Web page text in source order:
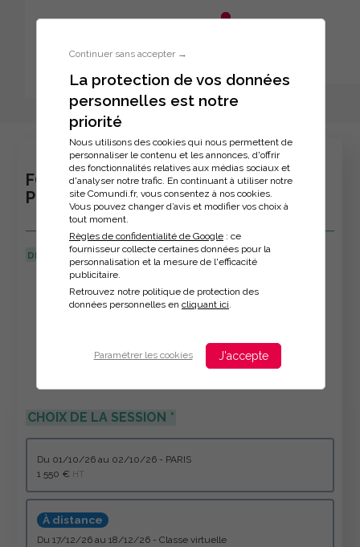
Continuer sans accepter →
La protection de vos données
personnelles est notre
priorité
Nous utilisons des cookies qui nous permettent de
personnaliser le contenu et les annonces, d'offrir
des fonctionnalités relatives aux médias sociaux et
d'analyser notre trafic. En continuant à utiliser notre
site Comundi.fr, vous consentez à nos cookies.
Vous pouvez changer d’avis et modifier vos choix à
tout moment.
Règles de confidentialité de Google : ce
fournisseur collecte certaines données pour la
personnalisation et la mesure de l'efficacité
publicitaire.
Retrouvez notre politique de protection des
données personnelles en cliquant ici
Paramétrer les cookies J'accepte
Inscription à la formation
FORMATION : DEVELOPPER SON
POTENTIEL CREATIF
DERNIÈRE MISE À JOUR :08/04/2026
Veuillez décrire votre situation
CHOIX DE LA SESSION
du 01/10/26 au 02/10/26 - PARIS
1 550 € HT
À distance
du 17/12/26 au 18/12/26 - Classe virtuelle